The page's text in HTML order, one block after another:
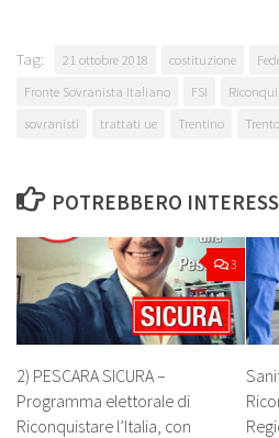
Tag: 21 ottobre 2018 costituzione
Fronte Sovranista Italiano
FSI
sovranisti
trattati ue Trentino Trento
POTREBBERO
3
2) PESCARA SICURA –
Programma elettorale di
Riconquistare l’Italia, con